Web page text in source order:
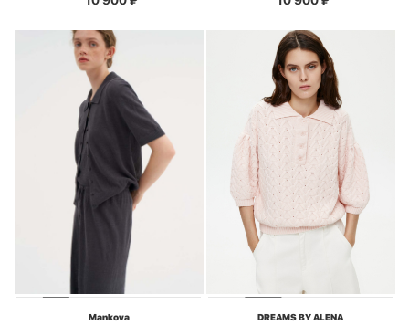
Mankova
DREAMS BY ALENA